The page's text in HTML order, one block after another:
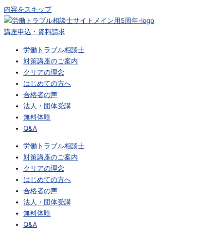
内容をスキップ
講座申込・資料請求
労働トラブル相談士
対策講座のご案内
クリアの理念
はじめての方へ
合格者の声
法人・団体受講
無料体験
Q&A
労働トラブル相談士
対策講座のご案内
クリアの理念
はじめての方へ
合格者の声
法人・団体受講
無料体験
Q&A